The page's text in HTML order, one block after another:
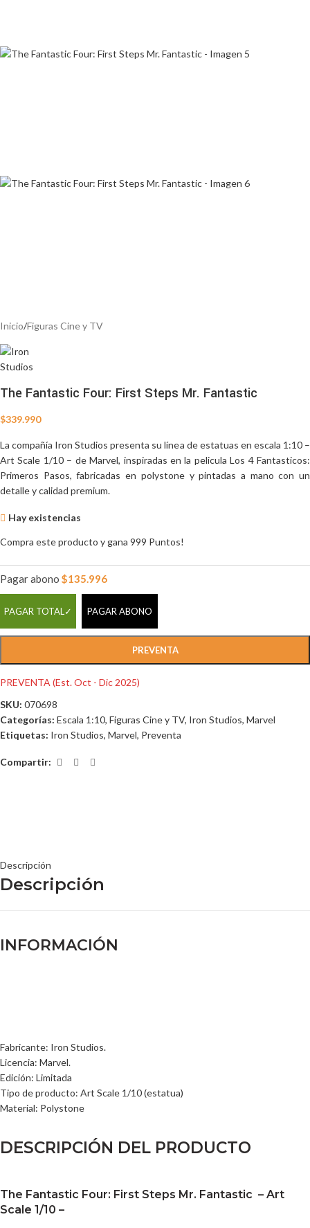
Inicio/Figuras Cine y TV
The Fantastic Four: First Steps Mr. Fantastic
$339.990
La compañía Iron Studios presenta su línea de estatuas en escala 1:10 –
Art Scale 1/10 – de Marvel, inspiradas en la pelicula Los 4 Fantasticos:
Primeros Pasos, fabricadas en polystone y pintadas a mano con un
detalle y calidad premium.
Hay existencias
Compra este producto y gana 999 Puntos!
Pagar abono $135.996
PAGAR TOTAL PAGAR ABONO
PREVENTA
PREVENTA (Est. Oct - Dic 2025)
SKU: 070698
Categorías: Escala 1:10, Figuras Cine y TV, Iron Studios, Marvel
Etiquetas: Iron Studios, Marvel, Preventa
Compartir:
Descripción
Descripción
INFORMACIÓN
Fabricante: Iron Studios.
Licencia: Marvel.
Edición: Limitada
Tipo de producto: Art Scale 1/10 (estatua)
Material: Polystone
DESCRIPCIÓN DEL PRODUCTO
The Fantastic Four: First Steps Mr. Fantastic – Art
Scale 1/10 –